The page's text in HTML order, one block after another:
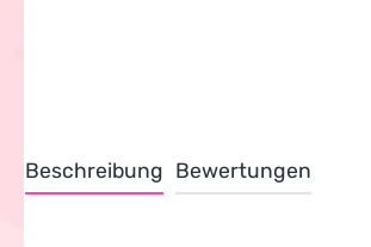
Beschreibung Bewertungen